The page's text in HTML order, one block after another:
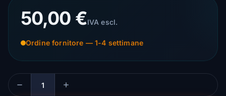
50,00 €IVA escl.
Ordine fornitore — 1-4 settimane
Quantità